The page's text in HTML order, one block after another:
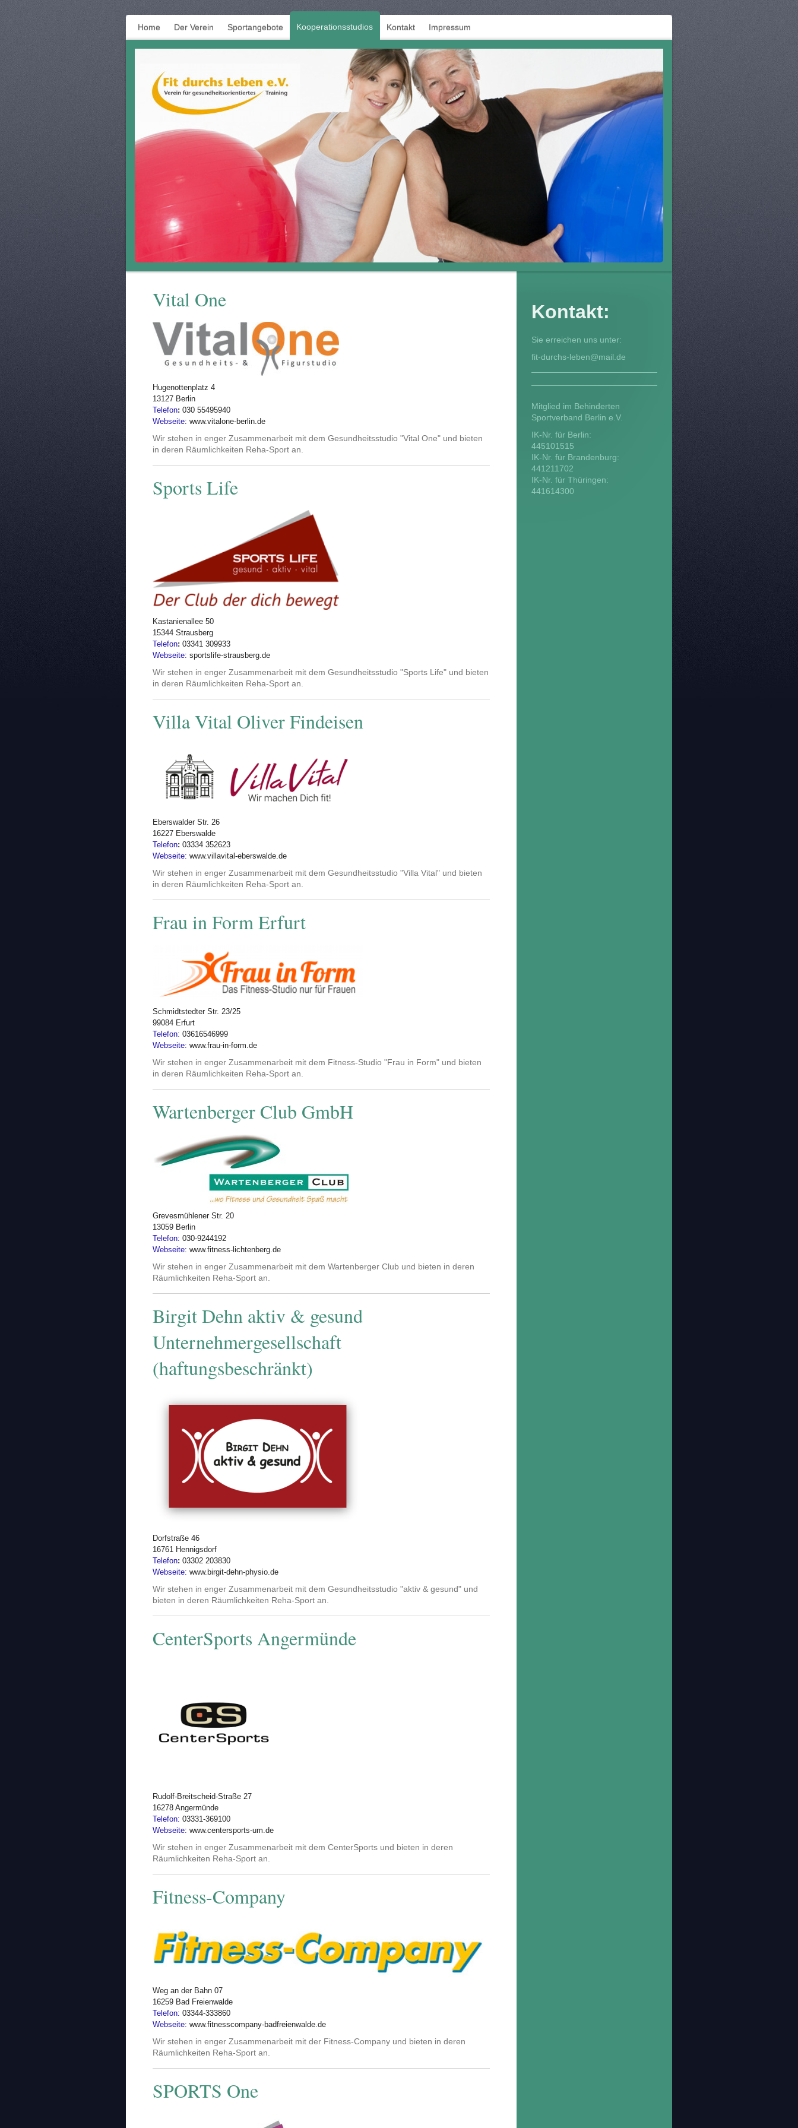
Home Der Verein Sportangebote Kooperationsstudios Kontakt Impressum
Vital One
Hugenottenplatz 4
13127 Berlin
Telefon: 030 55495940
Web​seite: www.vitalone-berlin.de
Wir stehen in enger Zusammenarbeit mit dem Gesundheitsstudio "Vital One" und bieten
in deren Räumlichkeiten Reha-Sport an.
Sports Life
Kastanienallee 50
15344 Strausberg
Telefon: 03341 309933
Webseite: sportslife-strausberg.de
Wir stehen in enger Zusammenarbeit mit dem Gesundheitsstudio "Sports Life" und bieten
in deren Räumlichkeiten Reha-Sport an.
Villa Vital Oliver Findeisen
Eberswalder Str. 26
16227 Eberswalde
Telefon: 03334 352623
Webseite: www.villavital-eberswalde.de
Wir stehen in enger Zusammenarbeit mit dem Gesundheitsstudio "Villa Vital" und bieten
in deren Räumlichkeiten Reha-Sport an.
Frau in Form Erfurt
Schmidtstedter Str. 23/25
99084 Erfurt
Telefon: 03616546999
Webseite: www.frau-in-form.de
Wir stehen in enger Zusammenarbeit mit dem Fitness-Studio "Frau in Form" und bieten
in deren Räumlichkeiten Reha-Sport an.
Wartenberger Club GmbH
Grevesmühlener Str. 20
13059 Berlin
Telefon: 030-9244192
Webseite: www.fitness-lichtenberg.de
Wir stehen in enger Zusammenarbeit mit dem Wartenberger Club und bieten in deren
Räumlichkeiten Reha-Sport an.
Birgit Dehn aktiv & gesund
Unternehmergesellschaft
(haftungsbeschränkt)
Dorfstraße 46
16761 Hennigsdorf
Telefon: 03302 203830
Webseite: www.birgit-dehn-physio.de
Wir stehen in enger Zusammenarbeit mit dem Gesundheitsstudio "aktiv & gesund" und
bieten in deren Räumlichkeiten Reha-Sport an.
CenterSports Angermünde
Rudolf-Breitscheid-Straße 27
16278 Angermünde
Telefon: 03331-369100
Webseite: www.centersports-um.de
Wir stehen in enger Zusammenarbeit mit dem CenterSports und bieten in deren
Räumlichkeiten Reha-Sport an.
Fitness-Company
Weg an der Bahn 07
16259 Bad Freienwalde
Telefon: 03344-333860
Webseite: www.fitnesscompany-badfreienwalde.de
Wir stehen in enger Zusammenarbeit mit der Fitness-Company und bieten in deren
Räumlichkeiten Reha-Sport an.
SPORTS One
Kontakt:
Sie erreichen uns unter:
fit-durchs-leben@mail.de
Mitglied im Behinderten
Sportverband Berlin e.V.
IK-Nr. für Berlin:
445101515
IK-Nr. für Brandenburg:
441211702
IK-Nr. für Thüringen:
441614300